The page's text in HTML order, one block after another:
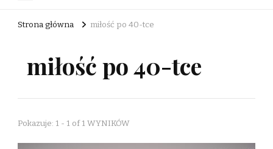
Strona główna miłość po 40-tce
miłość po 40-tce
Pokazuje: 1 - 1 of 1 WYNIKÓW